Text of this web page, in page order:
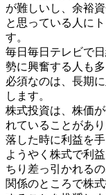
が難しいし、余裕
と思っている人に
す。
毎日毎日テレビで
勢に興奮する人も
必須なのは、長期
します。
株式投資は、株価
れていることがあ
落した時に利益を
ようやく株式で利
ちり差っ引かれる
関係のところで株